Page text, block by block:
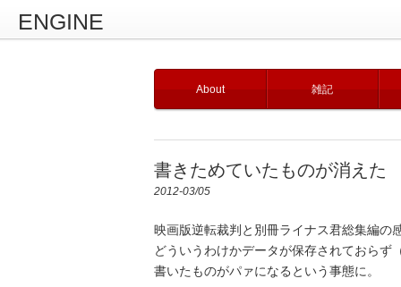
ENGINE
About 雑記
書きためていたものが消えた
2012-03/05
映画版逆転裁判と別冊ライナス君総集編の
どういうわけかデータが保存されておらず
書いたものがパァになるという事態に。